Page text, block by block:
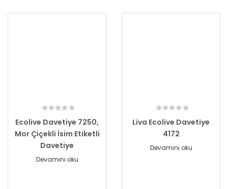
Ecolive Davetiye 7250,
Mor Çiçekli İsim Etiketli
Davetiye
Devamını oku
Liva Ecolive Davetiye
4172
Devamını oku